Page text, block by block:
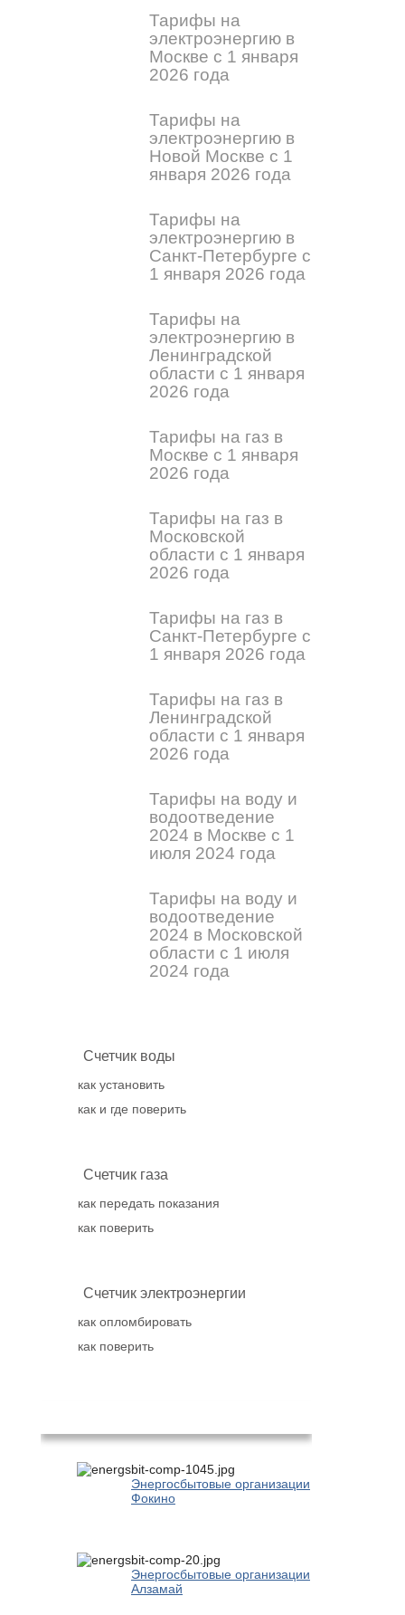
Тарифы на
электроэнергию в
Москве с 1 января
2026 года
Тарифы на
электроэнергию в
Новой Москве с 1
января 2026 года
Тарифы на
электроэнергию в
Санкт-Петербурге с
1 января 2026 года
Тарифы на
электроэнергию в
Ленинградской
области с 1 января
2026 года
Тарифы на газ в
Москве с 1 января
2026 года
Тарифы на газ в
Московской
области с 1 января
2026 года
Тарифы на газ в
Санкт-Петербурге с
1 января 2026 года
Тарифы на газ в
Ленинградской
области с 1 января
2026 года
Тарифы на воду и
водоотведение
2024 в Москве с 1
июля 2024 года
Тарифы на воду и
водоотведение
2024 в Московской
области с 1 июля
2024 года
Счетчик воды
как установить
как и где поверить
Счетчик газа
как передать показания
как поверить
Счетчик электроэнергии
как опломбировать
как поверить
Энергосбытовые организации
Фокино
Энергосбытовые организации
Алзамай